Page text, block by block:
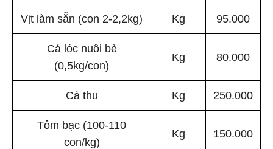
Vịt làm sẵn (con 2-2,2kg) Kg 95.000
Cá lóc nuôi bè
(0,5kg/con)
Kg 80.000
Cá thu Kg 250.000
Tôm bạc (100-110
con/kg)
Kg 150.000